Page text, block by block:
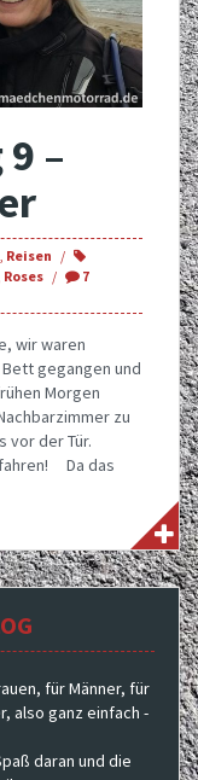
–
, Reisen
Roses
7
wir waren
gegangen und
Morgen
zu
vor der Tür.
Da das
für Männer, für
also ganz einfach -
daran und die